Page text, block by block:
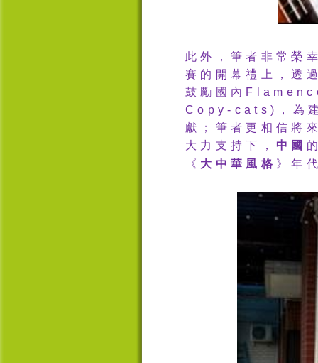
此外， 筆者非常榮
賽的開幕禮上，透
鼓勵國內
Copy-cats)
，為
獻；筆者更相信將
大力支持下， 中國
《 大中華風格 》年